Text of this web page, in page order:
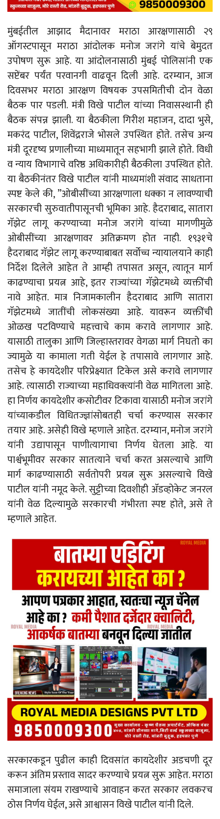
मुंबईतील आझाद मैदानावर मराठा आरक्षणासाठी २९
ऑगस्टपासून मराठा आंदोलक मनोज जरांगे यांचे बेमुदत
उपोषण सुरू आहे. या आंदोलनासाठी मुंबई पोलिसांनी एक
सप्टेंबर पर्यंत परवानगी वाढवून दिली आहे. दरम्यान, आज
दिवसभर मराठा आरक्षण विषयक उपसमितीची दोन वेळा
बैठक पार पडली. मंत्री विखे पाटील यांच्या निवासस्थानी ही
बैठक संपन्न झाली. या बैठकीला गिरीश महाजन, दादा भुसे,
मकरंद पाटील, शिवेंद्रराजे भोसले उपस्थित होते. तसेच अन्य
मंत्री दूरदृष्य प्रणालीच्या माध्यमातून सहभागी झाले होते. विधी
व न्याय विभागाचे वरिष्ठ अधिकारीही बैठकीला उपस्थित होते.
या बैठकीनंतर विखे पाटील यांनी माध्यमांशी संवाद साधताना
स्पष्ट केले की, ”ओबीसींच्या आरक्षणाला धक्का न लावण्याची
सरकारची सुरुवातीपासूनची भूमिका आहे. हैदराबाद, सातारा
गॅझेट लागू करण्याच्या मनोज जरांगे यांच्या मागणीमुळे
ओबीसींच्या आरक्षणावर अतिक्रमण होत नाही. १९३१चे
हैदराबाद गॅझेट लागू करण्याबाबत सर्वोच्च न्यायालयाने काही
निर्देश दिलेले आहेत ते आम्ही तपासत असून, त्यातून मार्ग
काढण्याचा प्रयत्न आहे, इतर राज्यांच्या गॅझेटमध्ये व्यक्तींची
नावे आहेत. मात्र निजामकालीन हैदराबाद आणि सातारा
गॅझेटमध्ये जातींची लोकसंख्या आहे. यावरून व्यक्तींची
ओळख पटविण्याचे महत्त्वाचे काम करावे लागणार आहे.
यासाठी तालुका आणि जिल्हास्तरावर वेगळा मार्ग निघतो का
ज्यामुळे या कामाला गती येईल हे तपासावे लागणार आहे.
तसेच हे कायदेशीर परिप्रेक्ष्यात टिकेल असे करावे लागणार
आहे. त्यासाठी राज्याच्या महाधिवक्त्यांनी वेळ मागितला आहे.
हा निर्णय कायदेशीर कसोटीवर टिकावा यासाठी मनोज जरांगे
यांच्याकडील विधितज्ज्ञांसोबतही चर्चा करण्यास सरकार
तयार आहे. असेही विखे म्हणाले आहेत. दरम्यान, मनोज जरांगे
यांनी उद्यापासून पाणीत्यागाचा निर्णय घेतला आहे. या
पार्श्वभूमीवर सरकार सातत्याने चर्चा करत असल्याचे आणि
मार्ग काढण्यासाठी सर्वतोपरी प्रयत्न सुरू असल्याचे विखे
पाटील यांनी नमूद केले. सुट्टीच्या दिवशीही ॲडव्होकेट जनरल
यांनी वेळ दिल्यामुळे सरकारची गंभीरता स्पष्ट होते, असे ते
म्हणाले आहेत.
सरकारकडून पुढील काही दिवसांत कायदेशीर अडचणी दूर
करून अंतिम प्रस्ताव सादर करण्याचे प्रयत्न सुरू आहेत. मराठा
समाजाला संयम राखण्याचे आवाहन करत सरकार लवकरच
ठोस निर्णय घेईल, असे आश्वासन विखे पाटील यांनी दिले.